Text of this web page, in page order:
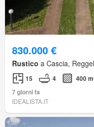
830.000 €
Rustico a Cascia,
15 4
400
7 giorni fa
IDEALISTA.IT